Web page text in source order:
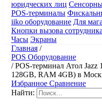
юридческих лиц
POS-терминалы
iiko оборудование Для
Кнопки вызова сотрудника
Часы Экраны
Главная /
POS Оборудование
/POS-терминал Атол Jazz
128GB, RAM 4GB) в
Избранное Сравнение
Найти: